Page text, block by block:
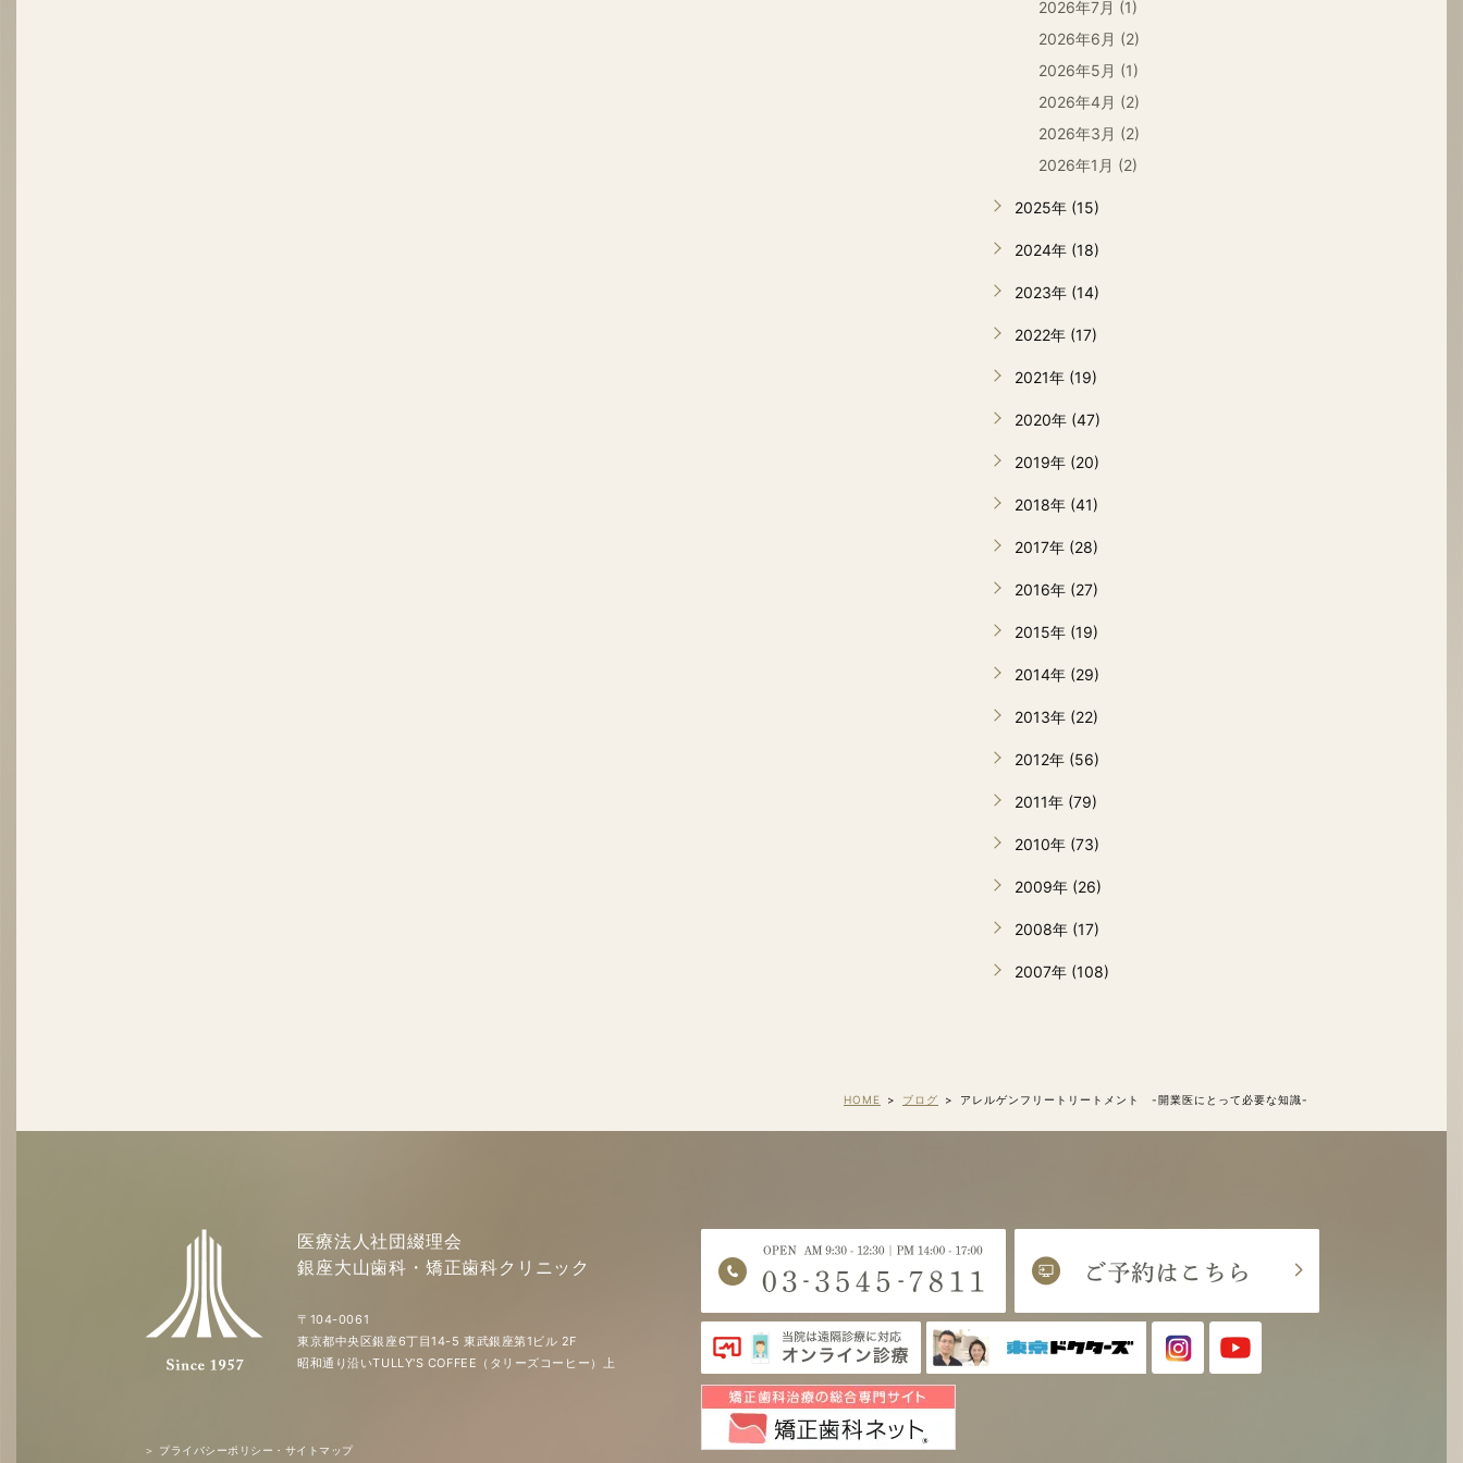
2026年7月 (1)
2026年6月 (2)
2026年5月 (1)
2026年4月 (2)
2026年3月 (2)
2026年1月 (2)
2025年 (15)
2024年 (18)
2023年 (14)
2022年 (17)
2021年 (19)
2020年 (47)
2019年 (20)
2018年 (41)
2017年 (28)
2016年 (27)
2015年 (19)
2014年 (29)
2013年 (22)
2012年 (56)
2011年 (79)
2010年 (73)
2009年 (26)
2008年 (17)
2007年 (108)
HOME ブログ アレルゲンフリートリートメント -開業医にとって必要な知識-
医療法人社団綴理会
銀座大山歯科・矯正歯科クリニック
〒104-0061
東京都中央区銀座6丁目14-5 東武銀座第1ビル 2F
昭和通り沿いTULLY'S COFFEE（タリーズコーヒー）上
＞ プライバシーポリシー・サイトマップ